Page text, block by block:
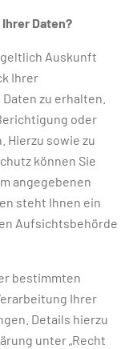
Daten?
Auskunft
Ihrer
zu erhalten.
oder
Hierzu sowie zu
können Sie
angegebenen
steht Ihnen ein
Aufsichtsbehörde
bestimmten
Ihrer
Details hierzu
unter „Recht